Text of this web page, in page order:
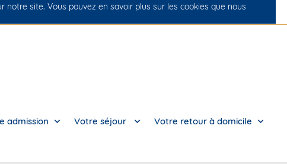
Nos cliniques
admission Votre séjour Votre retour à domicile
site. Vous pouvez en savoir plus sur les cookies que nous